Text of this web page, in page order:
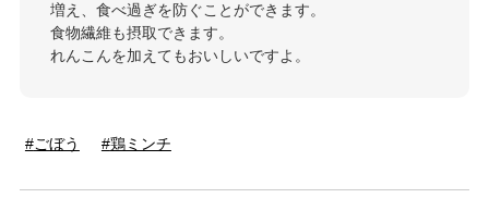
増え、食べ過ぎを防ぐことができます。
食物繊維も摂取できます。
れんこんを加えてもおいしいですよ。
ごぼう 鶏ミンチ